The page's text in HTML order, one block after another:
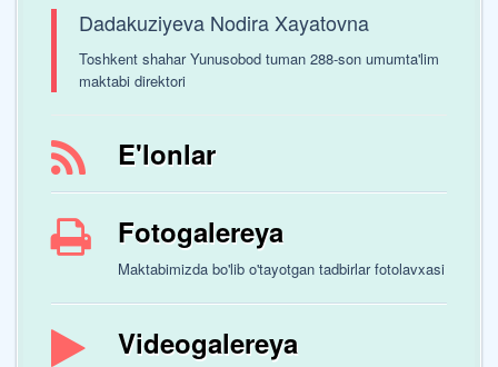
Dadakuziyeva Nodira Xayatovna
Toshkent shahar Yunusobod tuman 288-son umumta'lim
maktabi direktori
E'lonlar
Fotogalereya
Maktabimizda bo'lib o'tayotgan tadbirlar fotolavxasi
Videogalereya